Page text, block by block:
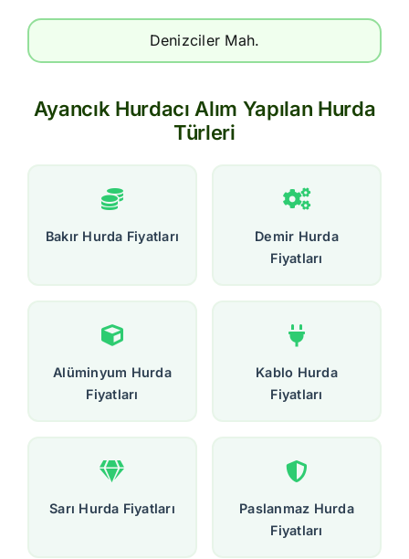
Denizciler Mah.
Ayancık Hurdacı Alım Yapılan Hurda
Türleri
Bakır Hurda Fiyatları
Demir Hurda
Fiyatları
Alüminyum Hurda
Fiyatları
Kablo Hurda
Fiyatları
Sarı Hurda Fiyatları
Paslanmaz Hurda
Fiyatları